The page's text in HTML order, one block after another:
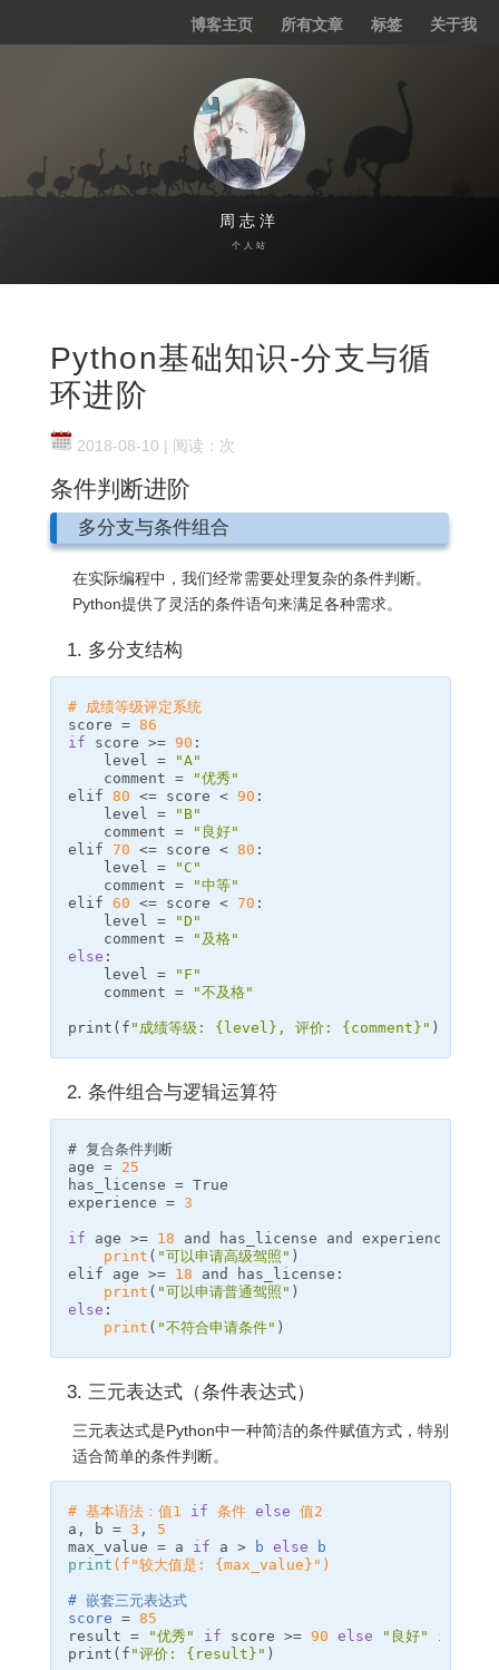
博客主页 所有文章 标签 关于我
Young
Python / Java
周志洋
个人站
Python基础知识-分支与循
环进阶
2018-08-10 | 阅读： 次
条件判断进阶
多分支与条件组合
在实际编程中，我们经常需要处理复杂的条件判断。
Python提供了灵活的条件语句来满足各种需求。
1. 多分支结构
# 成绩等级评定系统
score
= 86
if
score >= 90 :
level
=
"A"
comment
=
"优秀"
elif
80 <= score < 90 :
level
=
"B"
comment
=
"良好"
elif
70 <= score < 80 :
level
=
"C"
comment
=
"中等"
elif
60 <= score < 70 :
level
=
"D"
comment
=
"及格"
else :
level
=
"F"
comment
= "不及格"
print ( f "成绩等级: {level } , 评价: {comment} " )
2. 条件组合与逻辑运算符
age
= 25
has_license
= True
experience
= 3
if age >= 18 and has_license and experience
print ( "可以申请高级驾照" )
elif
age >= 18 and has_license :
print ( "可以申请普通驾照" )
else :
print ( "不符合申请条件" )
3. 三元表达式（条件表达式）
三元表达式是Python中一种简洁的条件赋值方式，特别
适合简单的条件判断。
# 基本语法：值1 if 条件 else 值2
a , b = 3 ,
5
max_value
= a if a > b else
b
print ( f "较大值是: {max_value} " )
score
= 85
result
= "优秀" if score >= 90 else "良好" if
print ( f "评价: { result} " )